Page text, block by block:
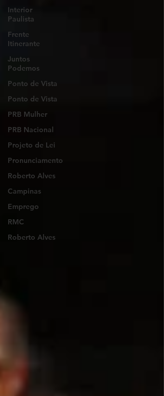
Interior
Paulista
Frente
Itinerante
Juntos
Podemos
Ponto de Vista
Ponto de Vista
PRB Mulher
PRB Nacional
Projeto de Lei
Pronunciamento
Roberto Alves
Campinas
Emprego
RMC
Roberto Alves